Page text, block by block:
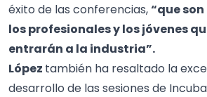
éxito de las conferencias,“que
los profesionales y los jóvenes
entrarán a la industria”.
López también ha resaltado la
desarrollo de las sesiones de